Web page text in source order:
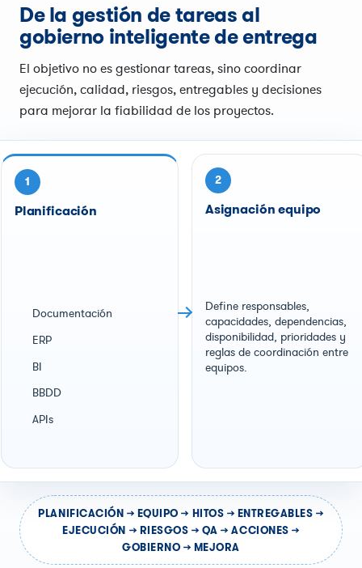
De la gestión de tareas al
gobierno inteligente de entrega
El objetivo no es gestionar tareas, sino coordinar
ejecución, calidad, riesgos, entregables y decisiones
para mejorar la fiabilidad de los proyectos.
1
Planificación
Documentación
ERP
BI
BBDD
APIs
2
Asignación equipo
Define responsables,
capacidades, dependencias,
disponibilidad, prioridades y
reglas de coordinación entre
equipos.
PLANIFICACIÓN → EQUIPO → HITOS → ENTREGABLES →
EJECUCIÓN → RIESGOS → QA → ACCIONES →
GOBIERNO → MEJORA